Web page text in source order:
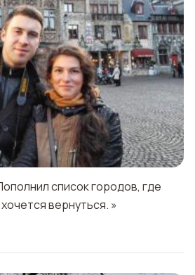
список городов, где
вернуться. »